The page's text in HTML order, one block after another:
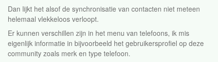
Dan lijkt het alsof de synchronisatie van contacten niet meteen
helemaal vlekkeloos verloopt.
Er kunnen verschillen zijn in het menu van telefoons, ik mis
eigenlijk informatie in bijvoorbeeld het gebruikersprofiel op deze
community zoals merk en type telefoon.